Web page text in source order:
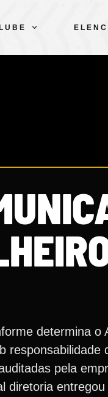
determina
pela
diretoria